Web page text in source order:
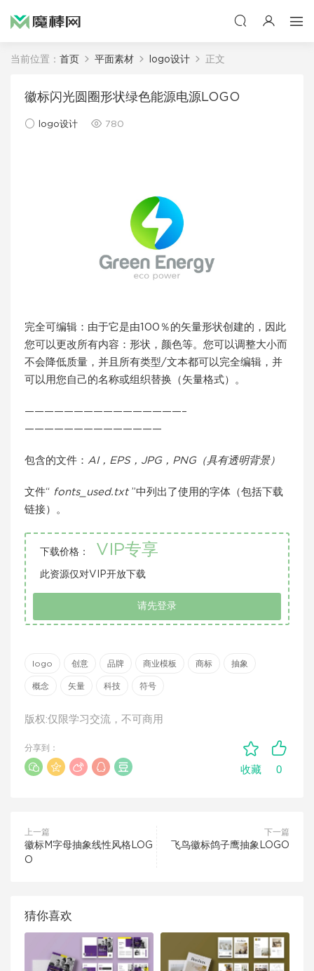
当前位置： 首页 平面素材 logo设计 正文
徽标闪光圆圈形状绿色能源电源LOGO
logo设计 780
完全可编辑：由于它是由100％的矢量形状创建的，因此
您可以更改所有内容：形状，颜色等。您可以调整大小而
不会降低质量，并且所有类型/文本都可以完全编辑，并
可以用您自己的名称或组织替换（矢量格式）。
————————————————–
——————————————
包含的文件： AI，EPS，JPG，PNG（具有透明背景）
文件“ fonts_used.txt”中列出了使用的字体（包括下载
链接）。
下载价格： VIP专享
此资源仅对VIP开放下载
请先登录
logo 创意 品牌 商业模板 商标 抽象
概念 矢量 科技 符号
版权:仅限学习交流，不可商用
收藏 0
分享到：
上一篇
徽标M字母抽象线性风格LOG
O
下一篇
飞鸟徽标鸽子鹰抽象LOGO
猜你喜欢